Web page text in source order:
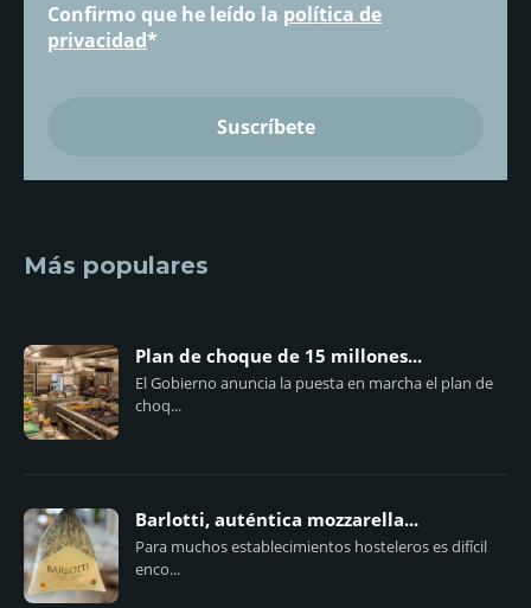
Confirmo que he leído la política de
privacidad*
Más populares
Plan de choque de 15 millones...
El Gobierno anuncia la puesta en marcha el plan de
choq...
Barlotti, auténtica mozzarella...
Para muchos establecimientos hosteleros es difícil
enco...